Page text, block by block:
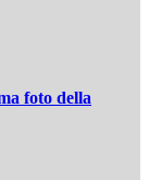
foto della